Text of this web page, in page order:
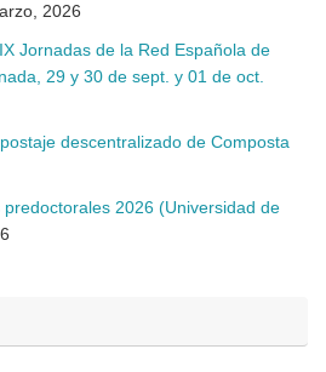
2026
Jornadas de la Red Española de
29 y 30 de sept. y 01 de oct.
descentralizado de Composta
2026 (Universidad de